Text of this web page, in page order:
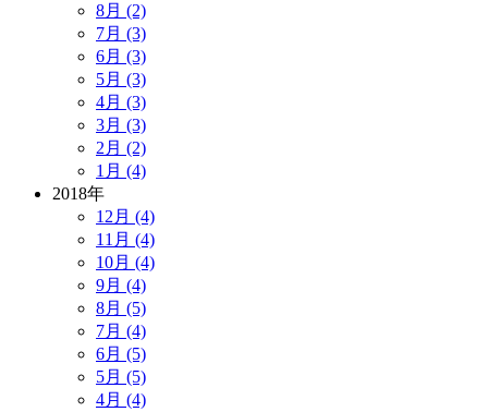
8月 (2)
7月 (3)
6月 (3)
5月 (3)
4月 (3)
3月 (3)
2月 (2)
1月 (4)
2018年
12月 (4)
11月 (4)
10月 (4)
9月 (4)
8月 (5)
7月 (4)
6月 (5)
5月 (5)
4月 (4)